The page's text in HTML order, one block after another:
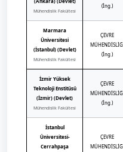
Mühendislik Fakültesi
(İng.)
Marmara
Üniversitesi
(İstanbul) (Devlet)
Mühendislik Fakültesi
ÇEVRE
(İng.)
İzmir Yüksek
Teknoloji Enstitüsü
(İzmir) (Devlet)
Mühendislik Fakültesi
ÇEVRE
(İng.)
İstanbul
Üniversitesi-
Cerrahpaşa
ÇEVRE